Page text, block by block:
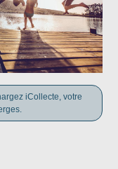
iCollecte, votre